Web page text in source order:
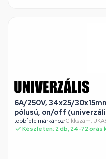
6A/250V, 34x25/
pólusú, on/off
többféle márkához•Cikkszám:
Készleten: 2 db, 24-72 órás